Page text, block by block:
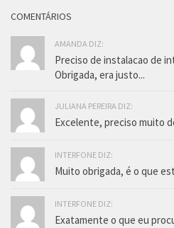
COMENTÁRIOS
AMANDA DIZ:
Preciso de instalacao de
Obrigada, era justo...
JULIANA PEREIRA DIZ:
Excelente, preciso muito
INTERFONE DIZ:
Muito obrigada, é o que
INTERFONE DIZ:
Exatamente o que eu